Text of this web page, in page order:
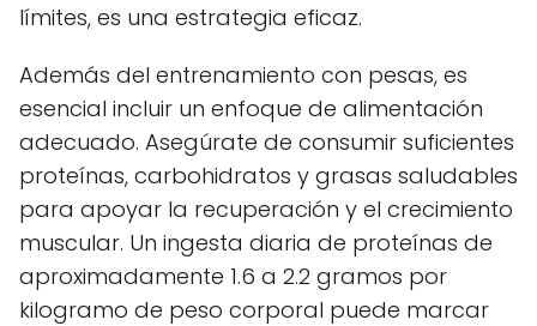
límites, es una estrategia eficaz.
Además del entrenamiento con pesas, es
esencial incluir un enfoque de alimentación
adecuado. Asegúrate de consumir suficientes
proteínas, carbohidratos y grasas saludables
para apoyar la recuperación y el crecimiento
muscular. Un ingesta diaria de proteínas de
aproximadamente 1.6 a 2.2 gramos por
kilogramo de peso corporal puede marcar